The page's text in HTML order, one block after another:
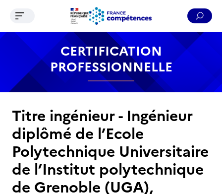
Contenu Recherche Menu Pied de page
Ouvrir le menu de navigation
CERTIFICATION
PROFESSIONNELLE
Titre ingénieur - Ingénieur
diplômé de l’Ecole
Polytechnique Universitaire
de l’Institut polytechnique
de Grenoble (UGA),